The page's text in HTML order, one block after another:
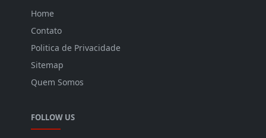
Home
Contato
Politica de Privacidade
Sitemap
Quem Somos
FOLLOW US